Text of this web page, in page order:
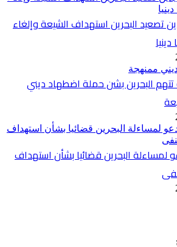
تصعيد البحرين استهداف الشيعة وإلغاء
البحرين بشن حملة اضطهاد ديني
لمساءلة البحرين قضائيا بشأن استهداف